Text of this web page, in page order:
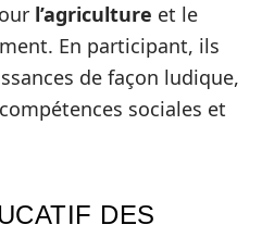
l’agriculture et le
En participant, ils
de façon ludique,
sociales et
DES